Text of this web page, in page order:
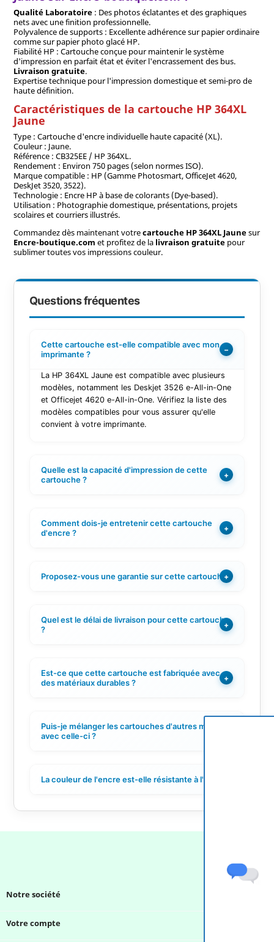
Qualité Laboratoire: Des photos éclatantes et des graphiques
nets avec une finition professionnelle.
Polyvalence de supports : Excellente adhérence sur papier ordinaire
comme sur papier photo glacé HP.
Fiabilité HP : Cartouche conçue pour maintenir le système
d'impression en parfait état et éviter l'encrassement des bus.
Livraison gratuite.
Expertise technique pour l'impression domestique et semi-pro de
haute définition.
Caractéristiques de la cartouche HP 364XL
Jaune
Type : Cartouche d'encre individuelle haute capacité (XL).
Couleur : Jaune.
Référence : CB325EE / HP 364XL.
Rendement : Environ 750 pages (selon normes ISO).
Marque compatible : HP (Gamme Photosmart, OfficeJet 4620,
DeskJet 3520, 3522).
Technologie : Encre HP à base de colorants (Dye-based).
Utilisation : Photographie domestique, présentations, projets
scolaires et courriers illustrés.
Commandez dès maintenant votrecartouche HP 364XL Jaunesur
Encre-boutique.com et profitez de la livraison gratuitepour
sublimer toutes vos impressions couleur.
Questions fréquentes
Cette cartouche est-elle compatible avec mon
imprimante ?
−
La HP 364XL Jaune est compatible avec plusieurs
modèles, notamment les Deskjet 3526 e-All-in-One
et Officejet 4620 e-All-in-One. Vérifiez la liste des
modèles compatibles pour vous assurer qu'elle
convient à votre imprimante.
Quelle est la capacité d'impression de cette
cartouche ?
+
Comment dois-je entretenir cette cartouche
d'encre ?
+
Proposez-vous une garantie sur cette cartouche ?
+
Quel est le délai de livraison pour cette cartouche
?
+
Est-ce que cette cartouche est fabriquée avec
des matériaux durables ?
+
Puis-je mélanger les cartouches d'autres marques
avec celle-ci ?
La couleur de l'encre est-elle résistante à l'eau ?
Notre société
Votre compte